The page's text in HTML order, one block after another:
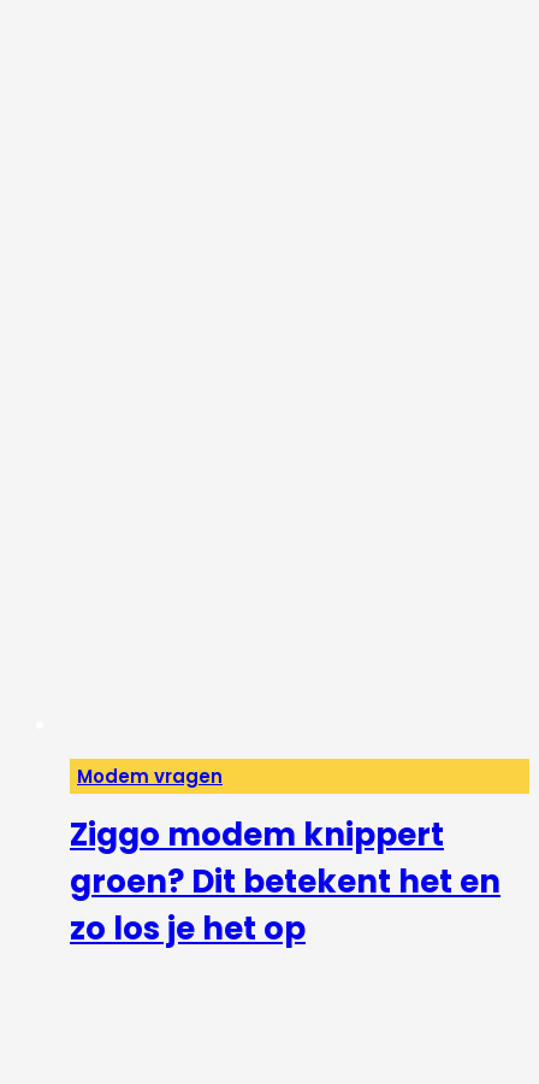
Modem vragen
Ziggo modem knippert
groen? Dit betekent het en
zo los je het op